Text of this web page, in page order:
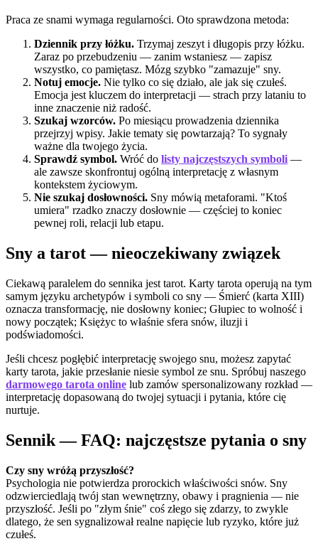
Praca ze snami wymaga regularności. Oto sprawdzona metoda:
Dziennik przy łóżku. Trzymaj zeszyt i długopis przy łóżku.
Zaraz po przebudzeniu — zanim wstaniesz — zapisz
wszystko, co pamiętasz. Mózg szybko "zamazuje" sny.
Notuj emocje. Nie tylko co się działo, ale jak się czułeś.
Emocja jest kluczem do interpretacji — strach przy lataniu to
inne znaczenie niż radość.
Szukaj wzorców. Po miesiącu prowadzenia dziennika
przejrzyj wpisy. Jakie tematy się powtarzają? To sygnały
ważne dla twojego życia.
Sprawdź symbol. Wróć do listy najczęstszych symboli —
ale zawsze skonfrontuj ogólną interpretację z własnym
kontekstem życiowym.
Nie szukaj dosłowności. Sny mówią metaforami. "Ktoś
umiera" rzadko znaczy dosłownie — częściej to koniec
pewnej roli, relacji lub etapu.
Sny a tarot — nieoczekiwany związek
Ciekawą paralelem do sennika jest tarot. Karty tarota operują na tym
samym języku archetypów i symboli co sny — Śmierć (karta XIII)
oznacza transformację, nie dosłowny koniec; Głupiec to wolność i
nowy początek; Księżyc to właśnie sfera snów, iluzji i
podświadomości.
Jeśli chcesz pogłębić interpretację swojego snu, możesz zapytać
karty tarota, jakie przesłanie niesie symbol ze snu. Spróbuj naszego
darmowego tarota online lub zamów spersonalizowany rozkład —
interpretację dopasowaną do twojej sytuacji i pytania, które cię
nurtuje.
Sennik — FAQ: najczęstsze pytania o sny
Czy sny wróżą przyszłość?
Psychologia nie potwierdza prorockich właściwości snów. Sny
odzwierciedlają twój stan wewnętrzny, obawy i pragnienia — nie
przyszłość. Jeśli po "złym śnie" coś złego się zdarzy, to zwykle
dlatego, że sen sygnalizował realne napięcie lub ryzyko, które już
czułeś.